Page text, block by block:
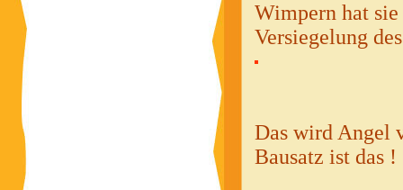
Wimpern hat
Versiegelung
Das wird Angel
Bausatz ist das !